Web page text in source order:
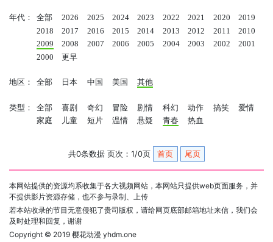
年代： 全部 2026 2025 2024 2023 2022 2021 2020
2019
2018
2017 2016 2015 2014 2013 2012 2011
2010
2009
2008 2007 2006 2005 2004 2003 2002
2001
2000
更早
地区： 全部 日本 中国 美国 其他
类型： 全部 喜剧 奇幻 冒险 剧情 科幻 动作 搞笑
爱情
家庭
儿童 短片 温情 悬疑 青春 热血
共0条数据 页次：1/0页 首页 尾页
本网站提供的资源均系收集于各大视频网站，本网站只提供web页面服务，并
不提供影片资源存储，也不参与录制、上传
若本站收录的节目无意侵犯了贵司版权，请给网页底部邮箱地址来信，我们会
及时处理和回复，谢谢
Copyright © 2019 樱花动漫 yhdm.one